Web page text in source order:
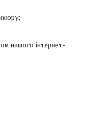
нашого інтернет-